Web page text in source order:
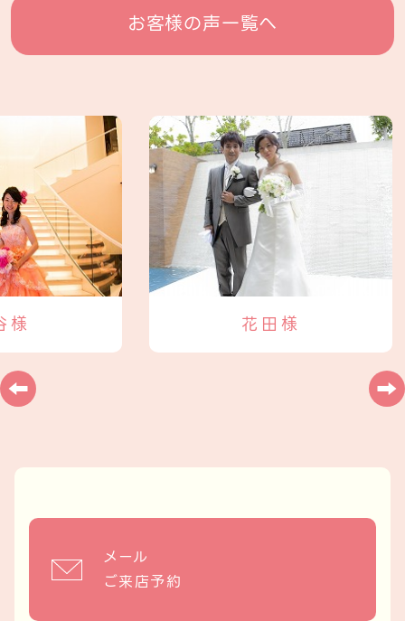
お客様の声一覧へ
様 花田様
メール
ご来店予約